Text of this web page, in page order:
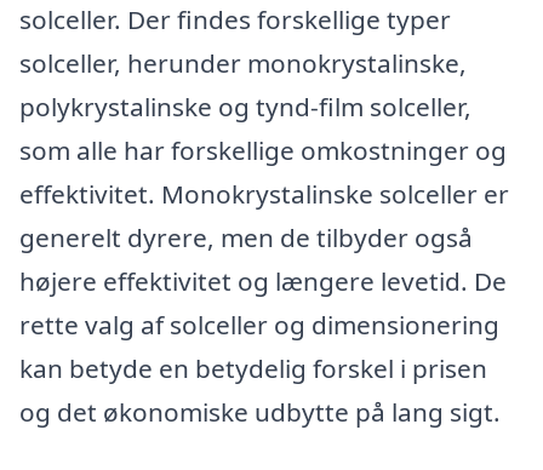
solceller. Der findes forskellige typer
solceller, herunder monokrystalinske,
polykrystalinske og tynd-film solceller,
som alle har forskellige omkostninger og
effektivitet. Monokrystalinske solceller er
generelt dyrere, men de tilbyder også
højere effektivitet og længere levetid. De
rette valg af solceller og dimensionering
kan betyde en betydelig forskel i prisen
og det økonomiske udbytte på lang sigt.